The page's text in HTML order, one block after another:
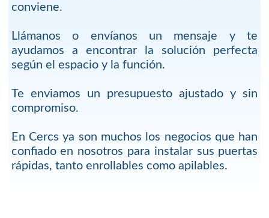
conviene.
Llámanos o envíanos un mensaje y te
ayudamos a encontrar la solución perfecta
según el espacio y la función.
Te enviamos un presupuesto ajustado y sin
compromiso.
En Cercs ya son muchos los negocios que han
confiado en nosotros para instalar sus puertas
rápidas, tanto enrollables como apilables.